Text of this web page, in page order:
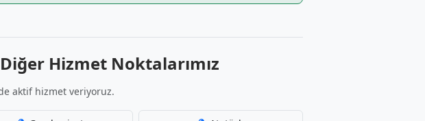
Hizmet Noktalarımız
aktif hizmet veriyoruz.